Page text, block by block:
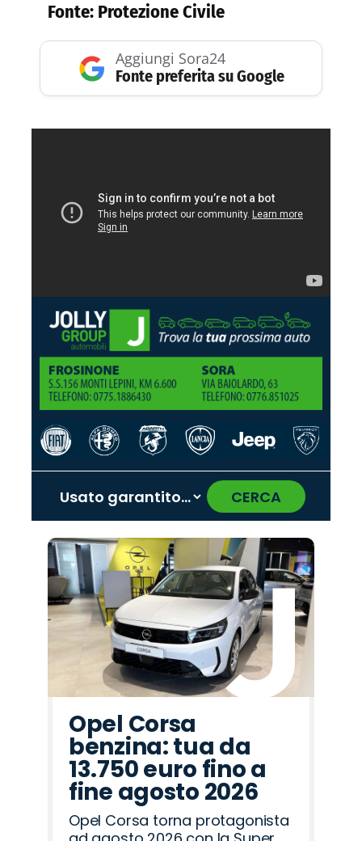
Fonte: Protezione Civile
Aggiungi Sora24
Fonte preferita su Google
CERCA
Promo
Cupra
Promo
Mazda
Promo
Omoda
Promo
Citroën
Promo
Abarth
Promo
Peugeot
Promo
Lancia
Promo
Jeep
Promo
Land
Rover
Promo
Hyundai
Promo
Fiat
Promo
Opel
Promo
Seat
Promo
Jaecoo
Promo
Alfa
Romeo
‹ ›
Opel Corsa
benzina: tua da
13.750 euro fino a
fine agosto 2026
Opel Corsa torna protagonista